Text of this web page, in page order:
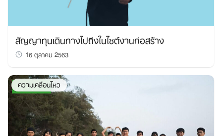
สัญญาทุนเดินทางไปถึงในไซต์งานก่อสร้าง
16 ตุลาคม 2563
ความเคลื่อนไหว